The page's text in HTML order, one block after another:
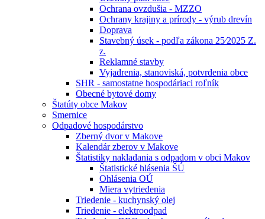
Ochrana ovzdušia - MZZO
Ochrany krajiny a prírody - výrub drevín
Doprava
Stavebný úsek - podľa zákona 25⁄2025 Z.
z.
Reklamné stavby
Vyjadrenia, stanoviská, potvrdenia obce
SHR - samostatne hospodáriaci roľník
Obecné bytové domy
Štatúty obce Makov
Smernice
Odpadové hospodárstvo
Zberný dvor v Makove
Kalendár zberov v Makove
Štatistiky nakladania s odpadom v obci Makov
Štatistické hlásenia ŠÚ
Ohlásenia OÚ
Miera vytriedenia
Triedenie - kuchynský olej
Triedenie - elektroodpad